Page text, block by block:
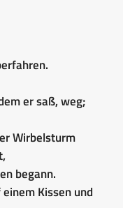
er saß, weg;
Wirbelsturm
begann.
Kissen und